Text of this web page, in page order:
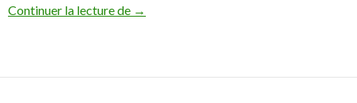
Continuer la lecture de Benjamin Louzier sur France 3
→